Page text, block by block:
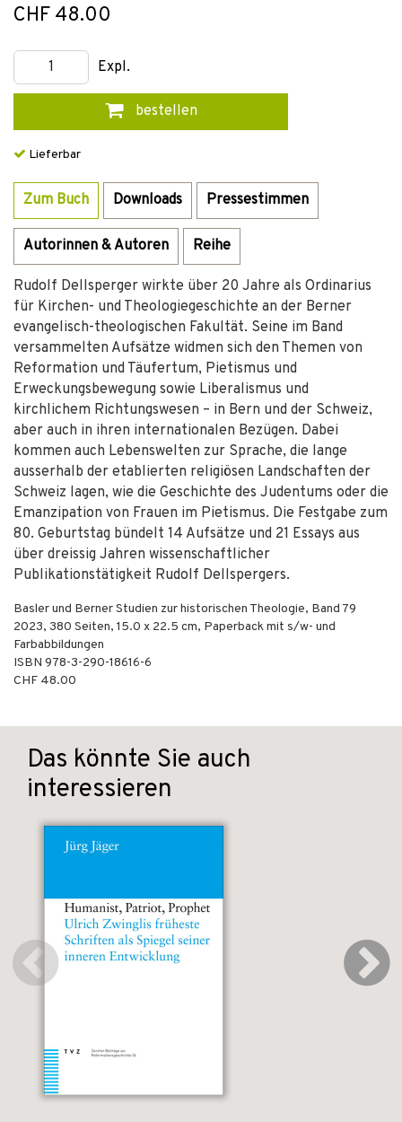
CHF 48.00
Expl.
bestellen
Lieferbar
Zum Buch Downloads Pressestimmen
Autorinnen & Autoren Reihe
Rudolf Dellsperger wirkte über 20 Jahre als Ordinarius
für Kirchen- und Theologiegeschichte an der Berner
evangelisch-theologischen Fakultät. Seine im Band
versammelten Aufsätze widmen sich den Themen von
Reformation und Täufertum, Pietismus und
Erweckungsbewegung sowie Liberalismus und
kirchlichem Richtungswesen – in Bern und der Schweiz,
aber auch in ihren internationalen Bezügen. Dabei
kommen auch Lebenswelten zur Sprache, die lange
ausserhalb der etablierten religiösen Landschaften der
Schweiz lagen, wie die Geschichte des Judentums oder die
Emanzipation von Frauen im Pietismus. Die Festgabe zum
80. Geburtstag bündelt 14 Aufsätze und 21 Essays aus
über dreissig Jahren wissenschaftlicher
Publikationstätigkeit Rudolf Dellspergers.
Basler und Berner Studien zur historischen Theologie, Band 79
2023, 380 Seiten, 15.0 x 22.5 cm, Paperback mit s/w- und
Farbabbildungen
ISBN 978-3-290-18616-6
CHF 48.00
Das könnte Sie auch
interessieren